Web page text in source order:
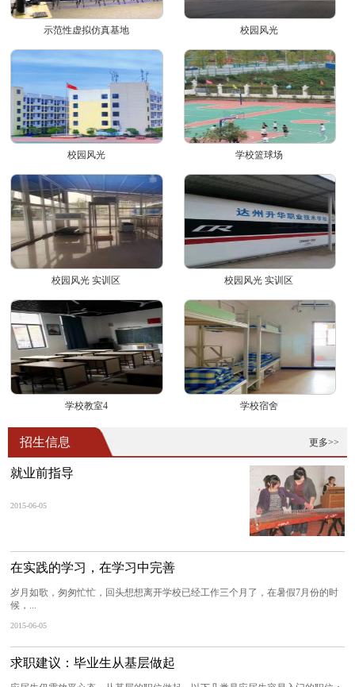
示范性虚拟仿真基地 校园风光
校园风光 学校篮球场
校园风光 实训区 校园风光 实训区
学校教室4 学校宿舍
更多>>
招生信息
就业前指导
2015-06-05
在实践的学习，在学习中完善
岁月如歌，匆匆忙忙，回头想想离开学校已经工作三个月了，在暑假7月份的时
候，...
2015-06-05
求职建议：毕业生从基层做起